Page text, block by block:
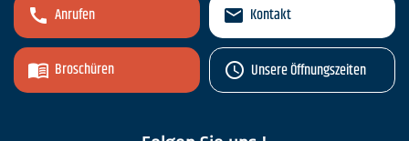
Anrufen
Broschüren
Kontakt
Unsere Öffnungszeiten